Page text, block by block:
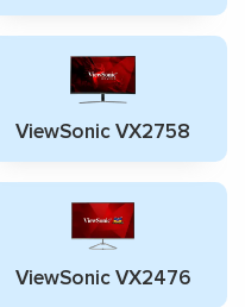
ViewSonic VX2758
ViewSonic VX2476